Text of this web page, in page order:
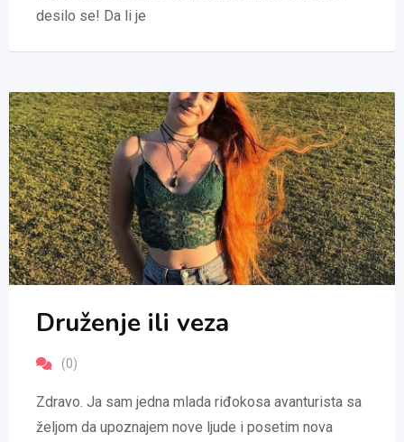
desilo se! Da li je
Druženje ili veza
(0)
Zdravo. Ja sam jedna mlada riđokosa avanturista sa
željom da upoznajem nove ljude i posetim nova